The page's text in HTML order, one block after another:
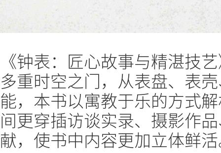
《钟表：匠心故事与精湛技
多重时空之门，从表盘、表
能，本书以寓教于乐的方式
间更穿插访谈实录、摄影作
献，使书中内容更加立体鲜